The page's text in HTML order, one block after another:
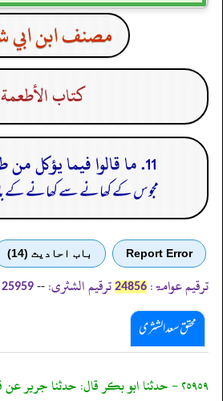
مصنف ابن ابي
كتاب الأطعمة
11. ما قالوا فيما يؤكل من طعام المجوس
مجوس کے کھانے سے کھانے کے
Report Error باب احادیث (14)
ترقیم عوامۃ: 24856 ترقیم الشثری: --
25959
محقق سعد الشثری
٢٥٩٥٩ - حدثنا ابو بكر قال: حدثنا جرير